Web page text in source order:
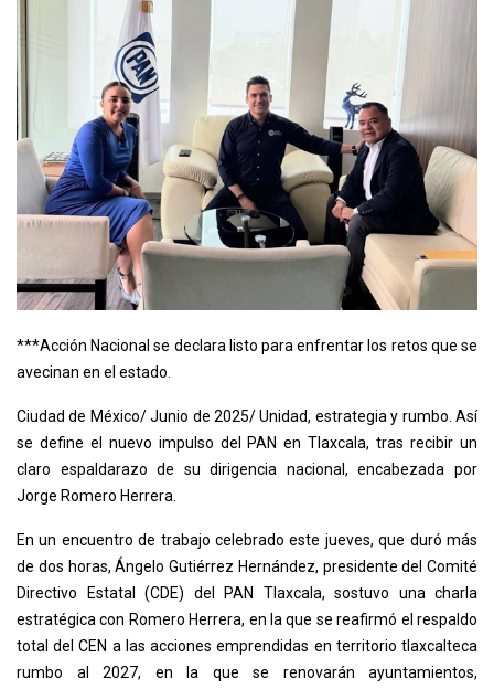
***Acción Nacional se declara listo para enfrentar los retos que se
avecinan en el estado.
Ciudad de México/ Junio de 2025/ Unidad, estrategia y rumbo. Así
se define el nuevo impulso del PAN en Tlaxcala, tras recibir un
claro espaldarazo de su dirigencia nacional, encabezada por
Jorge Romero Herrera.
En un encuentro de trabajo celebrado este jueves, que duró más
de dos horas, Ángelo Gutiérrez Hernández, presidente del Comité
Directivo Estatal (CDE) del PAN Tlaxcala, sostuvo una charla
estratégica con Romero Herrera, en la que se reafirmó el respaldo
total del CEN a las acciones emprendidas en territorio tlaxcalteca
rumbo al 2027, en la que se renovarán ayuntamientos,